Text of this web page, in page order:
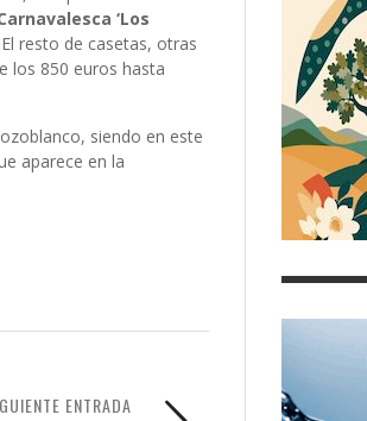
‘Los
El resto de casetas, otras
los 850 euros hasta
siendo en este
aparece en la
ENTRADA